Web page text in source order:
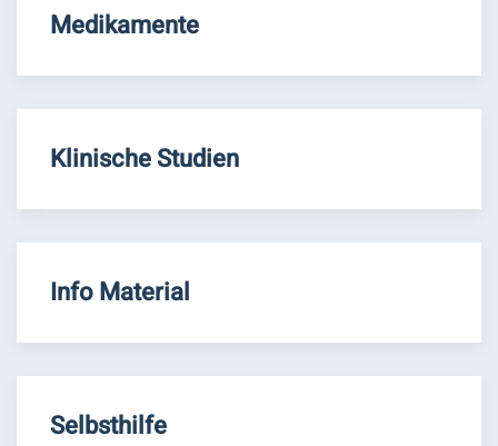
Medikamente
Klinische Studien
Info Material
Selbsthilfe